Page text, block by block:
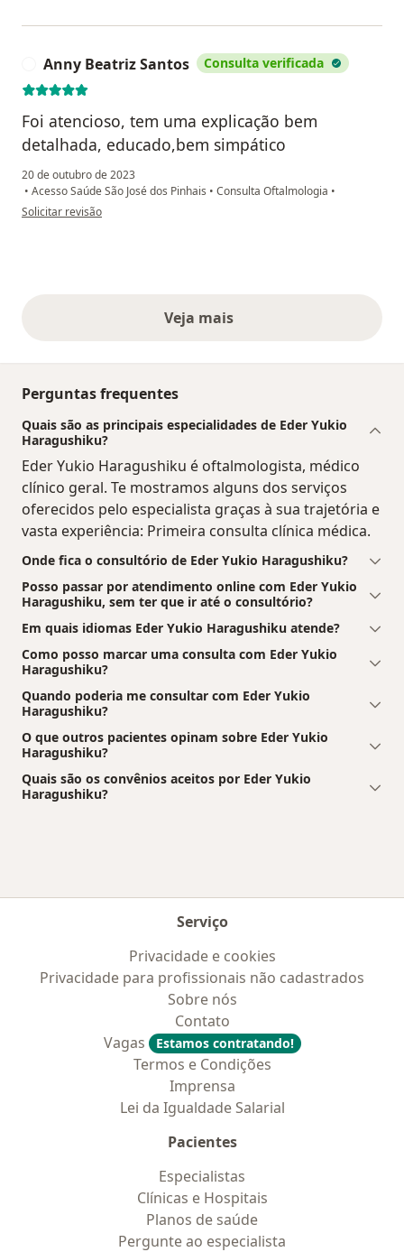
Anny Beatriz Santos Consulta verificada
Foi atencioso, tem uma explicação bem
detalhada, educado,bem simpático
20 de outubro de 2023
• Acesso Saúde São José dos Pinhais • Consulta Oftalmologia •
na opinião do utilizador Anny Beatriz Santos
Solicitar revisão
Veja maisopiniões acima
Perguntas frequentes
Quais são as principais especialidades de Eder Yukio
Haragushiku?
Eder Yukio Haragushiku é oftalmologista, médico
clínico geral. Te mostramos alguns dos serviços
oferecidos pelo especialista graças à sua trajetória e
vasta experiência: Primeira consulta clínica médica.
Onde fica o consultório de Eder Yukio Haragushiku?
Posso passar por atendimento online com Eder Yukio
Haragushiku, sem ter que ir até o consultório?
Em quais idiomas Eder Yukio Haragushiku atende?
Como posso marcar uma consulta com Eder Yukio
Haragushiku?
Quando poderia me consultar com Eder Yukio
Haragushiku?
O que outros pacientes opinam sobre Eder Yukio
Haragushiku?
Quais são os convênios aceitos por Eder Yukio
Haragushiku?
Serviço
Privacidade e cookies
Privacidade para profissionais não cadastrados
Sobre nós
Contato
Vagas
Estamos contratando!
Termos e Condições
Imprensa
Lei da Igualdade Salarial
Pacientes
Especialistas
Clínicas e Hospitais
Planos de saúde
Pergunte ao especialista